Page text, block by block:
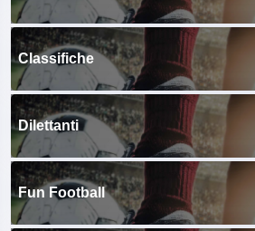
Classifiche
Dilettanti
Fun Football